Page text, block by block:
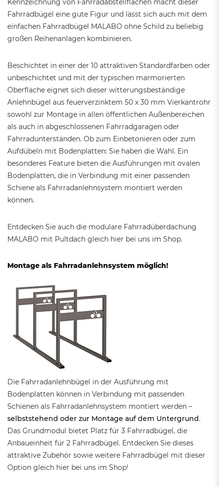
Kennzeichnung von Fahrradabstellflächen macht dieser
Fahrradbügel eine gute Figur und lässt sich auch mit dem
einfachen Fahrradbügel MALABO ohne Schild zu beliebig
großen Reihenanlagen kombinieren.
Beschichtet in einer der 10 attraktiven Standardfarben oder
unbeschichtet und mit der typischen marmorierten
Oberfläche eignet sich dieser witterungsbeständige
Anlehnbügel aus feuerverzinktem 50 x 30 mm Vierkantrohr
sowohl zur Montage in allen öffentlichen Außenbereichen
als auch in abgeschlossenen Fahrradgaragen oder
Fahrradunterständen. Ob zum Einbetonieren oder zum
Aufdübeln mit Bodenplatten: Sie haben die Wahl. Ein
besonderes Feature bieten die Ausführungen mit ovalen
Bodenplatten, die in Verbindung mit einer passenden
Schiene als Fahrradanlehnsystem montiert werden
können.
Entdecken Sie auch die modulare Fahrradüberdachung
MALABO mit Pultdach gleich hier bei uns im Shop.
Montage als Fahrradanlehnsystem möglich!
Die Fahrradanlehnbügel in der Ausführung mit
Bodenplatten können in Verbindung mit passenden
Schienen als Fahrradanlehnsystem montiert werden –
selbststehend oder zur Montage auf dem Untergrund.
Das Grundmodul bietet Platz für 3 Fahrradbügel, die
Anbaueinheit für 2 Fahrradbügel. Entdecken Sie dieses
attraktive Zubehör sowie weitere Fahrradbügel mit dieser
Option gleich hier bei uns im Shop!